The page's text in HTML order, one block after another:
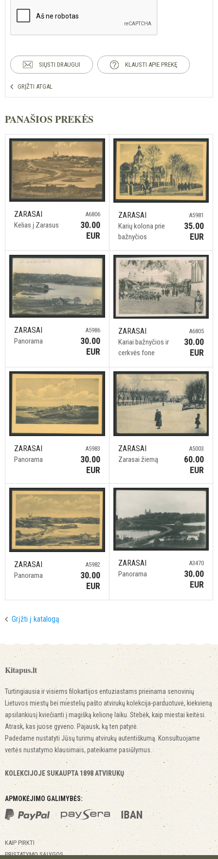
SIŲSTI DRAUGUI KLAUSTI APIE PREKĘ
GRĮŽTI ATGAL
PANAŠIOS PREKĖS
ZARASAI
Kelias į Zarasus
A6806
30.00
EUR
ZARASAI
Karių kolona prie
bažnyčios
A5981
35.00
EUR
ZARASAI
Panorama
A5986
30.00
EUR
ZARASAI
Kariai bažnyčios ir
cerkvės fone
A6805
30.00
EUR
ZARASAI
Panorama
A5983
30.00
EUR
ZARASAI
Zarasai žiemą
A5003
60.00
EUR
ZARASAI
Panorama
A5982
30.00
EUR
ZARASAI
Panorama
A3470
30.00
EUR
Grįžti į katalogą
Kitapus.lt
Turtingiausia ir visiems filokartijos entuziastams prieinama senovinių
Lietuvos miestų bei miestelių pašto atvirukų kolekcija-parduotuvė, kiekvieną
apsilankiusį kviečianti į magišką kelionę laiku. Stebėk, kaip miestai keitėsi.
Atrask, kas juose gyveno. Pajausk, ką ten patyrė.
Padedame nustatyti Jūsų turimų atvirukų autentiškumą. Konsultuojame
vertės nustatymo klausimais, pateikiame pasiūlymus.
KOLEKCIJOJE SUKAUPTA 1898 ATVIRUKŲ
APMOKĖJIMO GALIMYBĖS:
KAIP PIRKTI
PRISTATYMO SĄLYGOS